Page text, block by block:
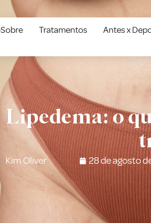
Sobre Tratamentos Antes x
Lipedema: o
Kim Oliver 28 de agosto